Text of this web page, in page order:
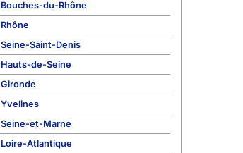
Bouches-du-Rhône
Rhône
Seine-Saint-Denis
Hauts-de-Seine
Gironde
Yvelines
Seine-et-Marne
Loire-Atlantique